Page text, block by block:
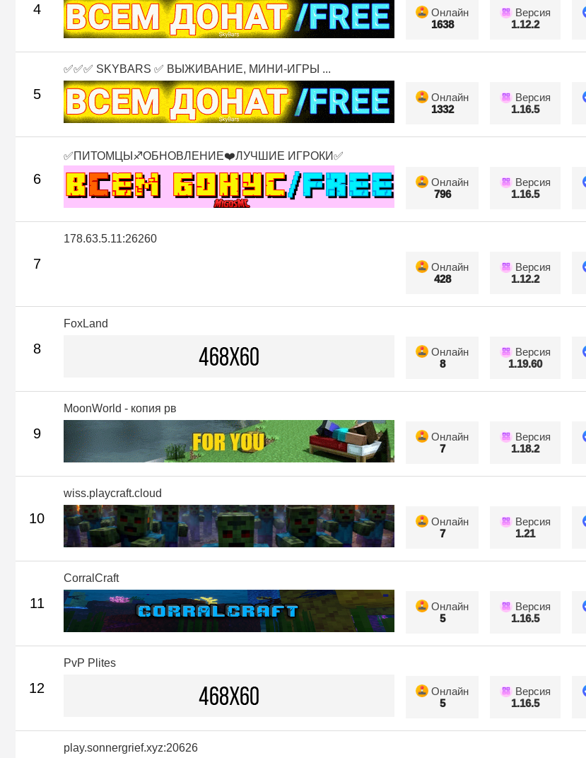
4
Онлайн
1638
Версия
1.12.2
5
✅✅✅ SKYBARS ✅ ВЫЖИВАНИЕ, МИНИ-ИГРЫ ...
Онлайн
1332
Версия
1.16.5
6
✅ПИТОМЦЫ♐ОБНОВЛЕНИЕ❤️ЛУЧШИЕ ИГРОКИ✅
Онлайн
796
Версия
1.16.5
7
178.63.5.11:26260
Онлайн
428
Версия
1.12.2
8
FoxLand
Онлайн
8
Версия
1.19.60
9
MoonWorld - копия рв
Онлайн
7
Версия
1.18.2
10
wiss.playcraft.cloud
Онлайн
7
Версия
1.21
11
CorralCraft
Онлайн
5
Версия
1.16.5
12
PvP Plites
Онлайн
5
Версия
1.16.5
play.sonnergrief.xyz:20626